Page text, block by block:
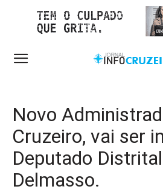
Novo
Cruzeiro, vai ser
Deputado
Delmasso.